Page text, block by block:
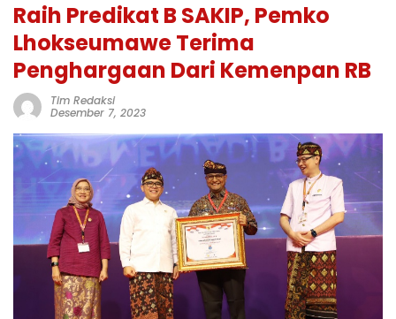
Raih Predikat B SAKIP, Pemko
Lhokseumawe Terima
Penghargaan Dari Kemenpan RB
Tim Redaksi
Desember 7, 2023